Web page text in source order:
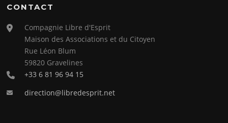
CONTACT
Compagnie Libre d'Esprit
Maison des Associations et du Citoyen
Rue Léon Blum
59820 Gravelines
+33 6 81 96 94 15
direction@libredesprit.net